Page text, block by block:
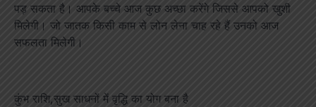
पड़ सकता है। आपके बच्चे आज कुछ अच्छा करेंगे जिससे आपको खुशी
मिलेगी। जो जातक किसी काम से लोन लेना चाह रहे हैं उनको आज
सफलता मिलेगी।
कुंभ राशि,सुख साधनों में वृद्धि का योग बना है